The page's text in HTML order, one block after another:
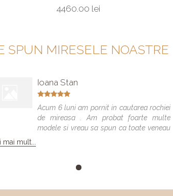
4460.00 lei
SPUN MIRESELE NOASTRE
Ioana Stan
Acum 6 luni am pornit in cautarea rochiei
de mireasa . Am probat foarte multe
modele si vreau sa spun ca toate veneau
the dress" si a rezistat foarte bine 😍. Va
minuni .❤️❤️
mai mult...